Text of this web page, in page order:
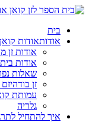
בית
אודותאודות
אודות זן
אודות
שאלות
זן
עמותת
גלריה
איך להתחיל